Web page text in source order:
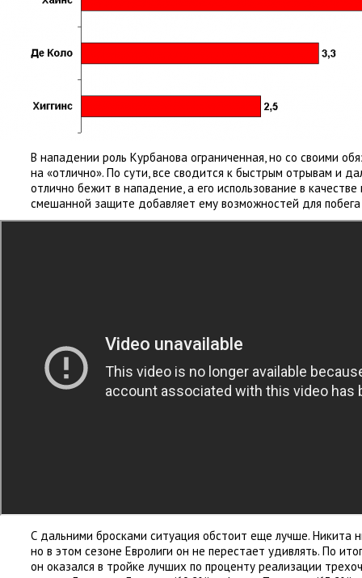
В нападении роль Курбанова ограниченная, но со своими
на «отлично». По сути, все сводится к быстрым отрывам и
отлично бежит в нападение, а его использование в
смешанной защите добавляет ему возможностей для побега
С дальними бросками ситуация обстоит еще лучше. Никита
но в этом сезоне Евролиги он не перестает удивлять. По
он оказался в тройке лучших по проценту реализации